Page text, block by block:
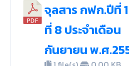
จุลสาร กฟก.ปีที่
ที่ 8 ประจำเดือน
กันยายน พ.ศ